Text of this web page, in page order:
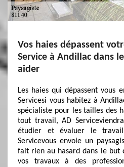
Vos haies dépassent
Service à Andillac dans
aider
Les haies qui dépassent vous
Servicesi vous habitez à
spécialiste pour les tailles des
tout travail, AD
étudier et évaluer le
Servicevous envoie un
fait rien au hasard dans le but
vos travaux à des